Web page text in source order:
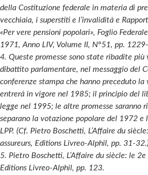
della Costituzione federale in materia di
vecchiaia, i superstiti e l’invalidità e
«Per vere pensioni popolari», Foglio
1971, Anno LIV, Volume II, N°51, pp.
4. Queste promesse sono state ribadite più
dibattito parlamentare, nel messaggio del
conferenze stampa che hanno preceduto la
entrerà in vigore nel 1985; il principio del
legge nel 1995; le altre promesse saranno
separano la votazione popolare del 1972 e
LPP. (Cf. Pietro Boschetti, L’Affaire du
assureurs, Editions Livreo-Alphil, pp. 31-
5. Pietro Boschetti, L’Affaire du siècle: le
Editions Livreo-Alphil, pp. 123.